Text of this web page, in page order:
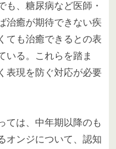
も、糖尿病など医師・
治癒が期待できない疾
ても治癒できるとの表
いる。これらを踏ま
表現を防ぐ対応が必要
ては、中年期以降のも
オンジについて、認知